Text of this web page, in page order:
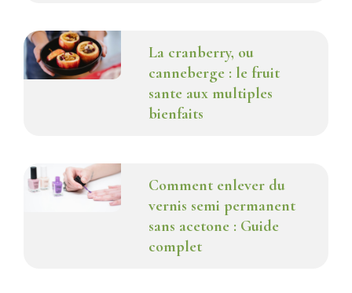
La cranberry, ou
canneberge : le fruit
sante aux multiples
bienfaits
Comment enlever du
vernis semi permanent
sans acetone : Guide
complet